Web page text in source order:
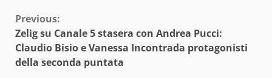
Continue
Reading
Previous:
Zelig su Canale 5 stasera con Andrea Pucci:
Claudio Bisio e Vanessa Incontrada protagonisti
della seconda puntata